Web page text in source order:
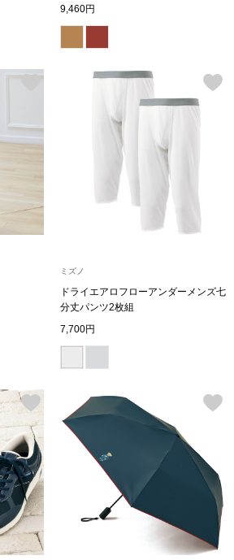
ワンピース
シャツワンピ
パンツ／スラ
ワイド･ガウチ
レギンス／ス
ショート･クロ
9,460円
ミズノ
ドライエアロフローアンダーメンズ七
分丈パンツ2枚組
7,700円